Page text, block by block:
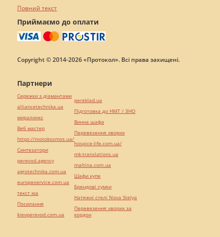
Повний текст
Приймаємо до оплати
Copyright © 2014-2026 «Протокол». Всі права захищені.
Партнери
Сережки з діамантами
alliancetechnika.ua
миралинкс
Веб мастер
https://motokosmos.ua/
Синтезатори
perevod.agency
agrotechnika.com.ua
europeservice.com.ua
текст юа
Посилання
kievperevod.com.ua
pereklad.ua
Підготовка до НМТ / ЗНО
Винна шафа
Перевезення хворих
hospice-life.com.ua/
mk-translations.ua
maltina.com.ua
Шафи купе
Брендові сумки
Натяжні стелі Nova Stelya
Перевезення хворих за
кордон